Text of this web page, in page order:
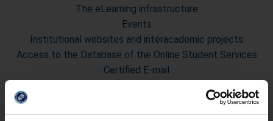
The eLearning infrastructure
Events
Institutional websites and interacademic projects
Access to the Database of the Online Student Services
Certified E-mail
TEACHING